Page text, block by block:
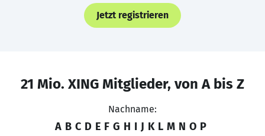
Jetzt registrieren
21 Mio. XING Mitglieder, von A bis Z
Nachname:
A B C D E F G H I J K L M N O P